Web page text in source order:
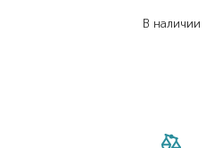
В наличии